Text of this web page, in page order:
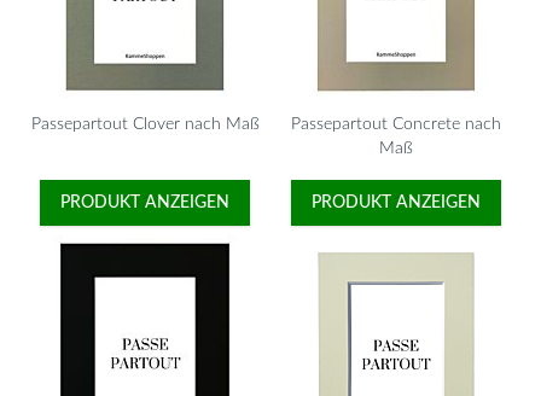
Passepartout Clover nach Maß
PRODUKT ANZEIGEN
Passepartout Concrete nach
Maß
PRODUKT ANZEIGEN